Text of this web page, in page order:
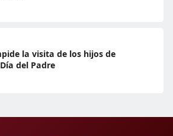
la visita de los hijos de
del Padre